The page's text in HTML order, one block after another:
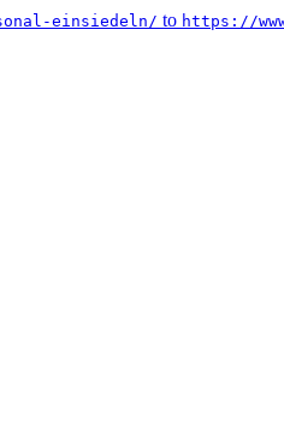
einsiedeln/ to https://